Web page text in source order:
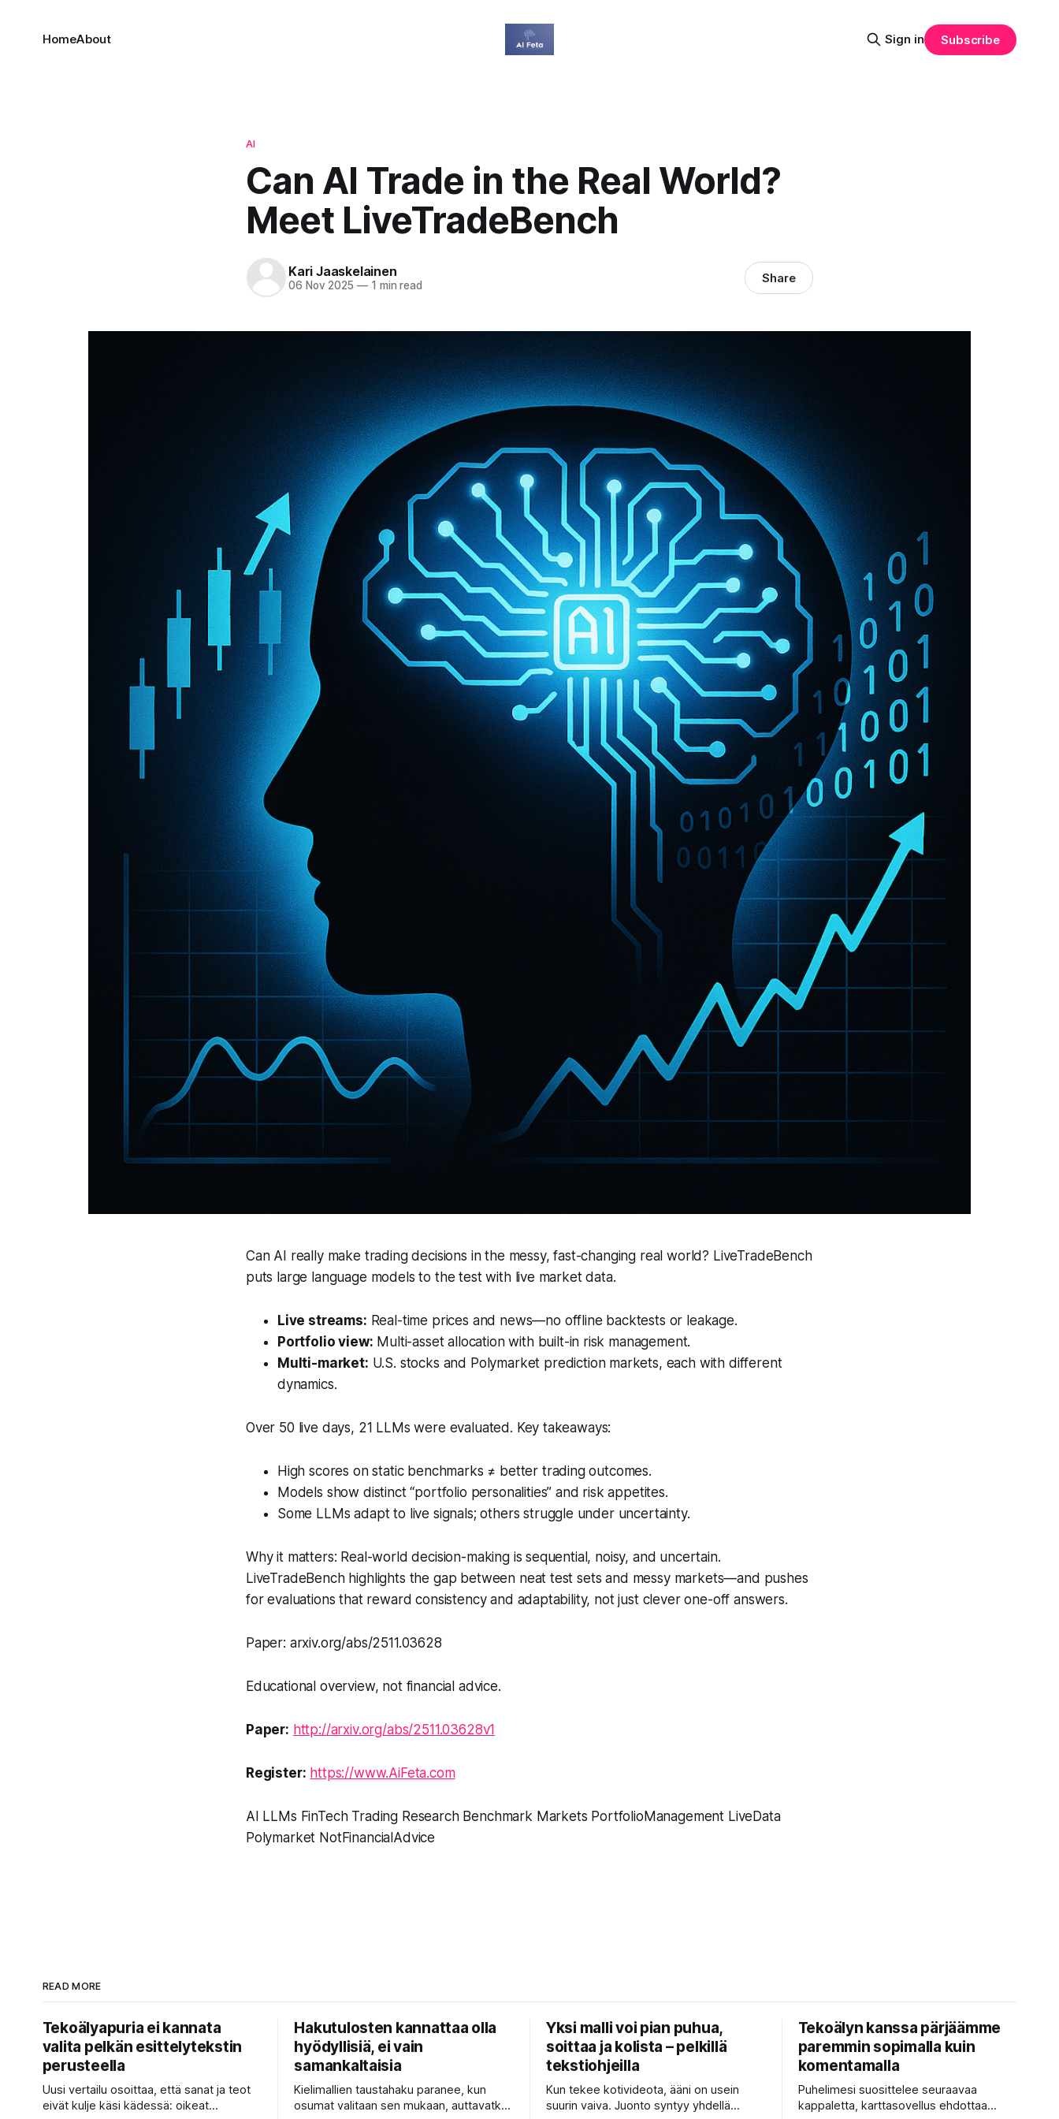
HomeAbout Sign in Subscribe
AI
Can AI Trade in the Real World?
Meet LiveTradeBench
Kari Jaaskelainen
06 Nov 2025 —1 min read Share
Can AI really make trading decisions in the messy, fast-changing real world? LiveTradeBench
puts large language models to the test with live market data.
Live streams: Real-time prices and news—no offline backtests or leakage.
Portfolio view: Multi-asset allocation with built-in risk management.
Multi-market: U.S. stocks and Polymarket prediction markets, each with different
dynamics.
Over 50 live days, 21 LLMs were evaluated. Key takeaways:
High scores on static benchmarks ≠ better trading outcomes.
Models show distinct “portfolio personalities” and risk appetites.
Some LLMs adapt to live signals; others struggle under uncertainty.
Why it matters: Real-world decision-making is sequential, noisy, and uncertain.
LiveTradeBench highlights the gap between neat test sets and messy markets—and pushes
for evaluations that reward consistency and adaptability, not just clever one-off answers.
Paper: arxiv.org/abs/2511.03628
Educational overview, not financial advice.
Paper: http://arxiv.org/abs/2511.03628v1
Register: https://www.AiFeta.com
AI LLMs FinTech Trading Research Benchmark Markets PortfolioManagement LiveData
Polymarket NotFinancialAdvice
READ MORE
Tekoälyapuria ei kannata
valita pelkän esittelytekstin
perusteella
Uusi vertailu osoittaa, että sanat ja teot
eivät kulje käsi kädessä: oikeat
Hakutulosten kannattaa olla
hyödyllisiä, ei vain
samankaltaisia
Kielimallien taustahaku paranee, kun
osumat valitaan sen mukaan, auttavatko
Yksi malli voi pian puhua,
soittaa ja kolista – pelkillä
tekstiohjeilla
Kun tekee kotivideota, ääni on usein
suurin vaiva. Juonto syntyy yhdellä
Tekoälyn kanssa pärjäämme
paremmin sopimalla kuin
komentamalla
Puhelimesi suosittelee seuraavaa
kappaletta, karttasovellus ehdottaa